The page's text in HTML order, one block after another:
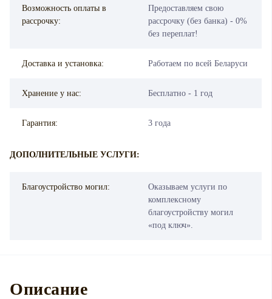
Возможность оплаты в
рассрочку:
Предоставляем свою
рассрочку (без банка) - 0%
без переплат!
Доставка и установка: Работаем по всей Беларуси
Хранение у нас: Бесплатно - 1 год
Гарантия: 3 года
ДОПОЛНИТЕЛЬНЫЕ УСЛУГИ:
Благоустройство могил:
Оказываем услуги по
комплексному
благоустройству могил
«под ключ».
Описание